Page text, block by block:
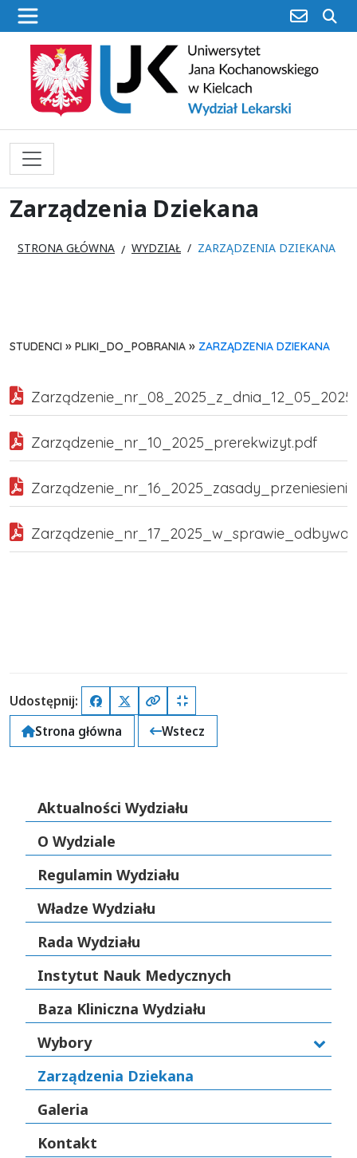
poczta
Zarządzenia Dziekana
STRONA GŁÓWNA WYDZIAŁ ZARZĄDZENIA DZIEKANA
Udostępnij: FacebookX (Twitter)
Kopiuj pełny link
Kopiuj krótki link
Strona główna
Wstecz
Aktualności Wydziału
O Wydziale
Regulamin Wydziału
Władze Wydziału
Rada Wydziału
Instytut Nauk Medycznych
Baza Kliniczna Wydziału
Wybory
Zarządzenia Dziekana
Galeria
Kontakt